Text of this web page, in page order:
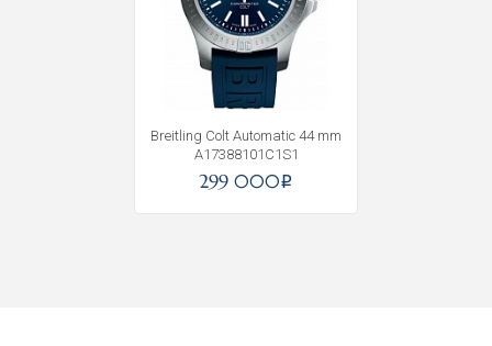
Breitling Colt Automatic 44 mm
A17388101C1S1
299 000i